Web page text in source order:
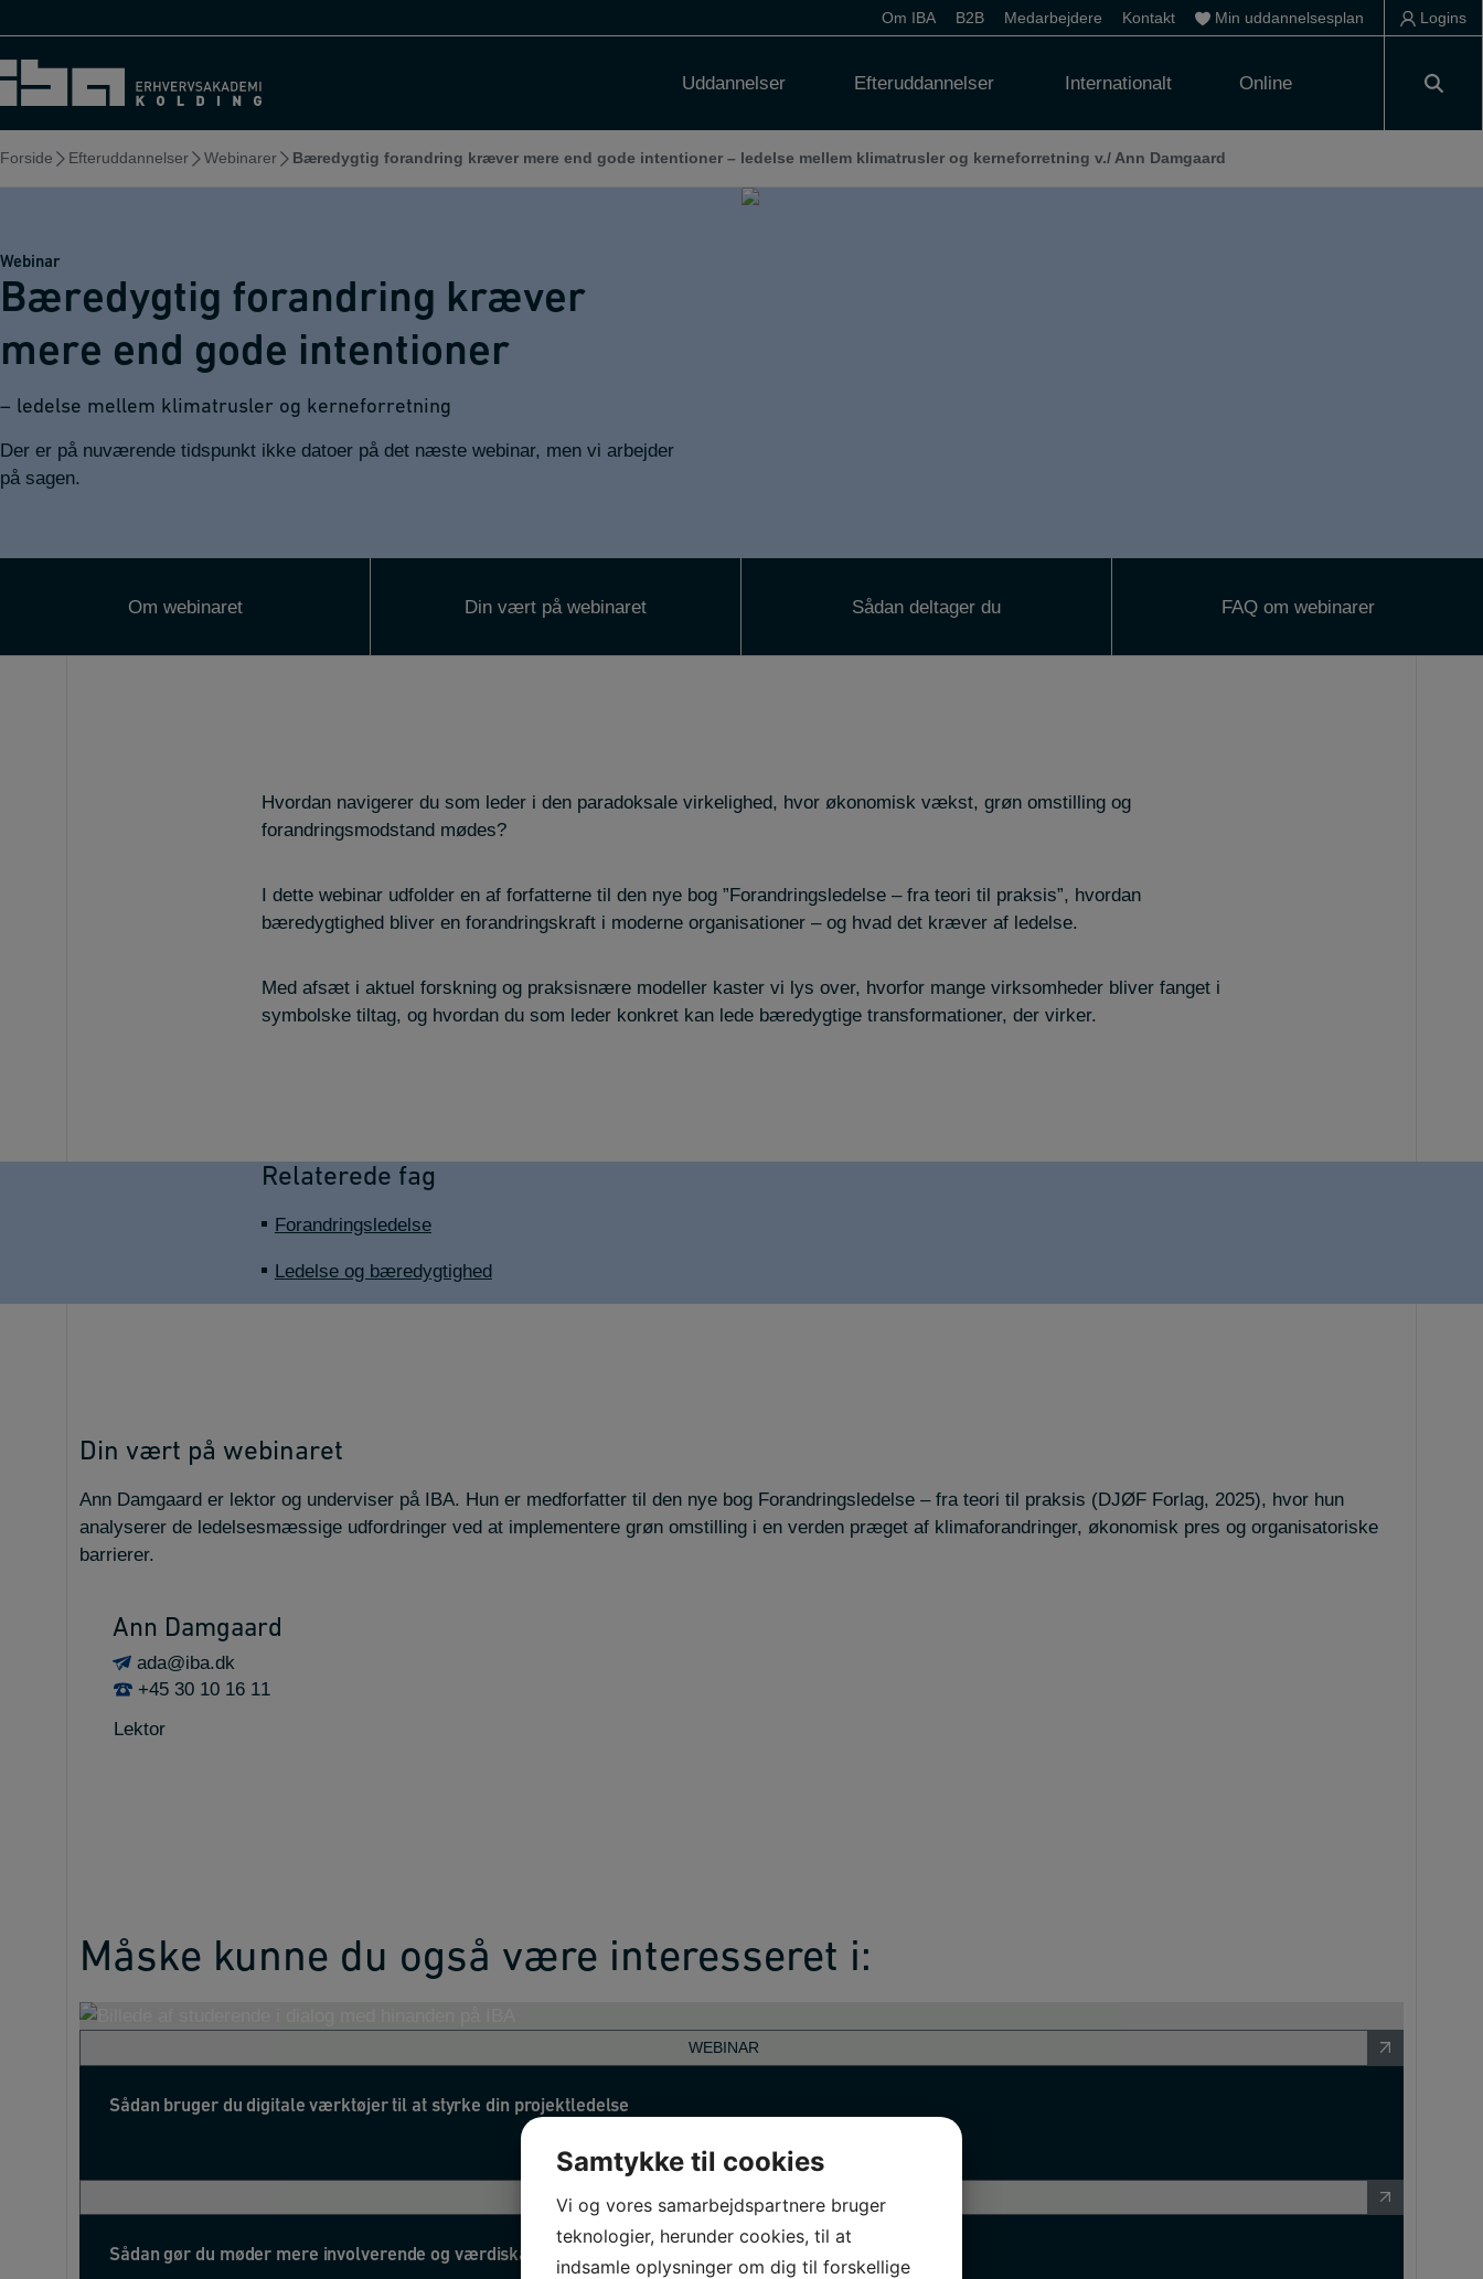
til
Om IBA B2B Medarbejdere Kontakt Min uddannelsesplan Logins
Uddannelser Efteruddannelser Internationalt Online
Forside Efteruddannelser Webinarer Bæredygtig forandring kræver mere end gode intentioner – ledelse mellem klimatrusler og kerneforretning v./ Ann Damgaard
Webinar
Bæredygtig forandring kræver
mere end gode intentioner
– ledelse mellem klimatrusler og kerneforretning
Der er på nuværende tidspunkt ikke datoer på det næste webinar, men vi arbejder
på sagen.
Om webinaret Din vært på webinaret Sådan deltager du FAQ om webinarer
Hvordan navigerer du som leder i den paradoksale virkelighed, hvor økonomisk vækst, grøn omstilling og
forandringsmodstand mødes?
I dette webinar udfolder en af forfatterne til den nye bog ”Forandringsledelse – fra teori til praksis”, hvordan
bæredygtighed bliver en forandringskraft i moderne organisationer – og hvad det kræver af ledelse.
Med afsæt i aktuel forskning og praksisnære modeller kaster vi lys over, hvorfor mange virksomheder bliver fanget i
symbolske tiltag, og hvordan du som leder konkret kan lede bæredygtige transformationer, der virker.
Relaterede fag
Forandringsledelse
Ledelse og bæredygtighed
Din vært på webinaret
Ann Damgaard er lektor og underviser på IBA. Hun er medforfatter til den nye bog Forandringsledelse – fra teori til praksis (DJØF Forlag, 2025), hvor hun
analyserer de ledelsesmæssige udfordringer ved at implementere grøn omstilling i en verden præget af klimaforandringer, økonomisk pres og organisatoriske
barrierer.
Ann Damgaard
ada@iba.dk
+45 30 10 16 11
Lektor
Måske kunne du også være interesseret i:
WEBINAR
Sådan bruger du digitale værktøjer til at styrke din projektledelse
WEBINAR
Sådan gør du møder mere involverende og værdiskabende v/Henrik Andersen
Samtykke til cookies
Vi og vores samarbejdspartnere bruger
teknologier, herunder cookies, til at
indsamle oplysninger om dig til forskellige